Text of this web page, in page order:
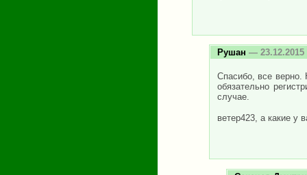
Рушан — 23.12.2015
Спасибо, все
обязательно
случае.
ветер423, а какие у